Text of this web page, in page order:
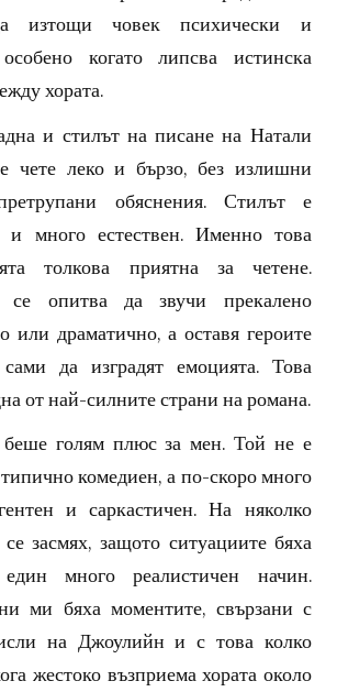
изтощи човек психически и
когато липсва истинска
хората.
и стилът на писане на Натали
чете леко и бързо, без излишни
обяснения. Стилът е
и много естествен. Именно това
толкова приятна за четене.
се опитва да звучи прекалено
или драматично, а оставя героите
да изградят емоцията. Това
от най-силните страни на романа.
голям плюс за мен. Той не е
комедиен, а по-скоро много
и саркастичен. На няколко
засмях, защото ситуациите бяха
много реалистичен начин.
ми бяха моментите, свързани с
на Джоулийн и с това колко
жестоко възприема хората около